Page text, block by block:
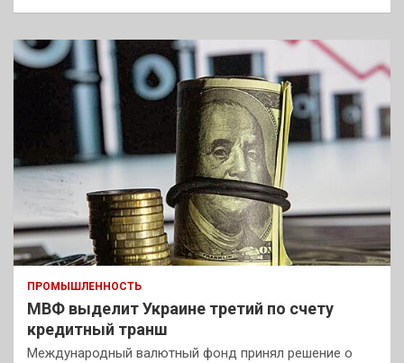
ПРОМЫШЛЕННОСТЬ
МВФ выделит Украине третий по счету
кредитный транш
Международный валютный фонд принял решение о